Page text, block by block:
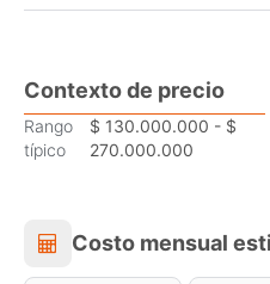
Contexto de precio
Rango
típico
$ 130.000.000 - $
270.000.000
Costo
Costo mensual